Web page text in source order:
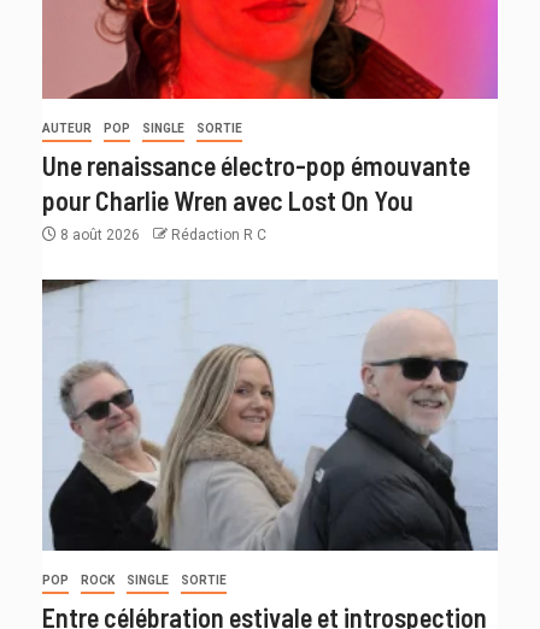
AUTEUR POP SINGLE SORTIE
Une renaissance électro-pop émouvante
pour Charlie Wren avec Lost On You
8 août 2026 Rédaction R C
POP ROCK SINGLE SORTIE
Entre célébration estivale et introspection